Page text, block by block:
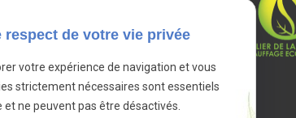
Adresse
respect de votre vie privée
votre expérience de navigation et vous
strictement nécessaires sont essentiels
ne peuvent pas être désactivés.